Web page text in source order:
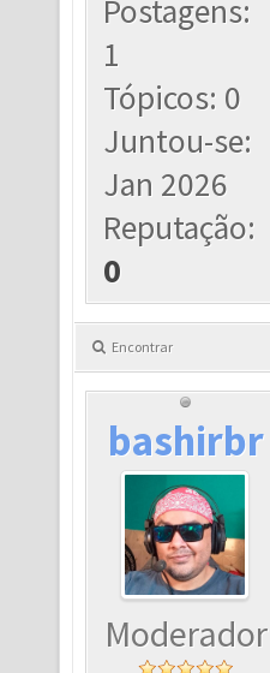
Postagens:
1
Tópicos: 0
Juntou-se:
Jan 2026
Reputação:
0
Encontrar
bashirbr
Moderador